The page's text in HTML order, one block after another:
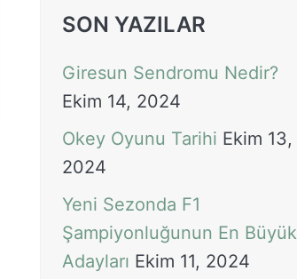
SON YAZILAR
Giresun Sendromu Nedir?
Ekim 14, 2024
Okey Oyunu Tarihi Ekim 13,
2024
Yeni Sezonda F1
Şampiyonluğunun En Büyük
Adayları Ekim 11, 2024